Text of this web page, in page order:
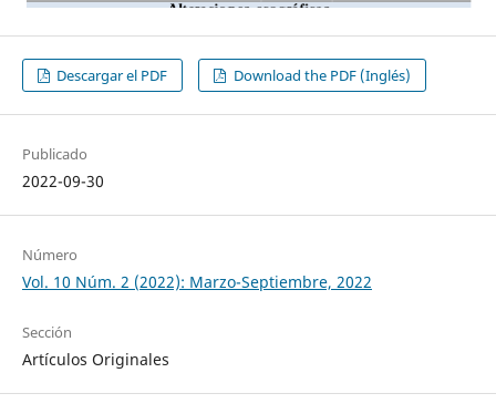
Descargar el PDF Download the PDF (Inglés)
Publicado
2022-09-30
Número
Vol. 10 Núm. 2 (2022): Marzo-Septiembre, 2022
Sección
Artículos Originales